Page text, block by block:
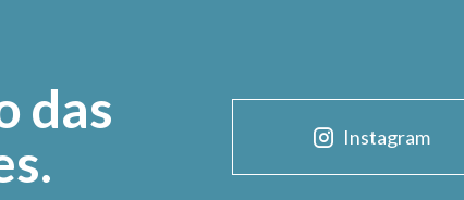
das
Instagram